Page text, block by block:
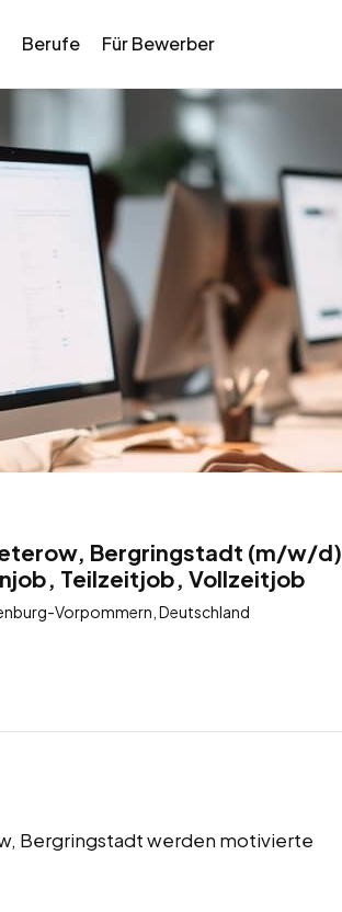
Berufe Für Bewerber
Bergringstadt (m/w/d)
Teilzeitjob, Vollzeitjob
Vorpommern, Deutschland
Bergringstadt werden motivierte